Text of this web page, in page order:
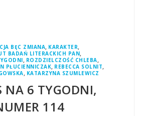
BĘC ZMIANA, KARAKTER,
BADAŃ LITERACKICH PAN,
, ROZDZIELCZOŚĆ CHLEBA,
PŁUCIENNICZAK, REBECCA SOLNIT,
, KATARZYNA SZUMLEWICZ
NA 6 TYGODNI,
114